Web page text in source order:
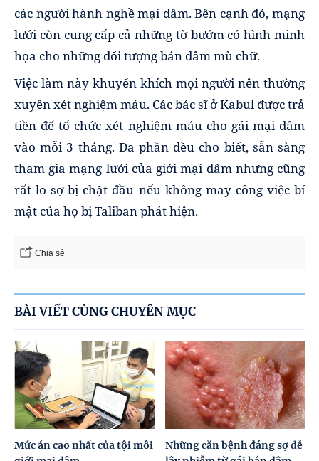
các người hành nghề mại dâm. Bên cạnh đó, mạng
lưới còn cung cấp cả những tờ bướm có hình minh
họa cho những đối tượng bán dâm mù chữ.
Việc làm này khuyến khích mọi người nên thường
xuyên xét nghiệm máu. Các bác sĩ ở Kabul được trả
tiền để tổ chức xét nghiệm máu cho gái mại dâm
vào mỗi 3 tháng. Đa phần đều cho biết, sẵn sàng
tham gia mạng lưới của giới mại dâm nhưng cũng
rất lo sợ bị chặt đầu nếu không may công việc bí
mật của họ bị Taliban phát hiện.
Chia sẻ
BÀI VIẾT CÙNG CHUYÊN MỤC
Mức án cao nhất của tội môi
Những căn bệnh đáng sợ dễ